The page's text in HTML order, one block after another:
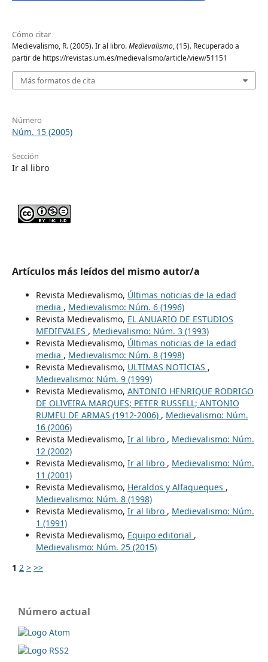
Cómo citar
Medievalismo, R. (2005). Ir al libro.Medievalismo, (15). Recuperado a
partir de https://revistas.um.es/medievalismo/article/view/51151
Más formatos de cita
Número
Núm. 15 (2005)
Sección
Ir al libro
Artículos más leídos del mismo autor/a
Revista Medievalismo, Últimas noticias de la edad
media , Medievalismo: Núm. 6 (1996)
Revista Medievalismo, EL ANUARIO DE ESTUDIOS
MEDIEVALES , Medievalismo: Núm. 3 (1993)
Revista Medievalismo, Últimas noticias de la edad
media , Medievalismo: Núm. 8 (1998)
Revista Medievalismo, ULTIMAS NOTICIAS ,
Medievalismo: Núm. 9 (1999)
Revista Medievalismo, ANTONIO HENRIQUE RODRIGO
DE OLIVEIRA MARQUES; PETER RUSSELL; ANTONIO
RUMEU DE ARMAS (1912-2006) , Medievalismo: Núm.
16 (2006)
Revista Medievalismo, Ir al libro , Medievalismo: Núm.
12 (2002)
Revista Medievalismo, Ir al libro , Medievalismo: Núm.
11 (2001)
Revista Medievalismo, Heraldos y Alfaqueques ,
Medievalismo: Núm. 8 (1998)
Revista Medievalismo, Ir al libro , Medievalismo: Núm.
1 (1991)
Revista Medievalismo, Equipo editorial ,
Medievalismo: Núm. 25 (2015)
1 2 > >>
Número actual